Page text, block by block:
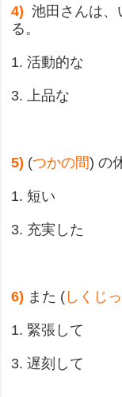
4) 池田さんは、
る。
1. 活動的
3. 上品
5) (つかの間) の
1. 短い
3. 充実し
6) また ( しくじ
1. 緊張し
3. 遅刻し